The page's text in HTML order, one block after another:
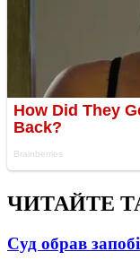
ЧИТАЙТЕ
Суд обрав